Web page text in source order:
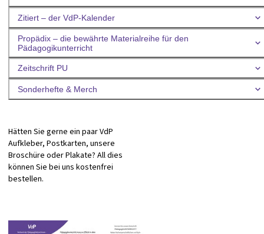
Zitiert – der VdP-Kalender
Propädix – die bewährte Materialreihe für den
Pädagogikunterricht
Zeitschrift PU
Sonderhefte & Merch
Hätten Sie gerne ein paar VdP
Aufkleber, Postkarten, unsere
Broschüre oder Plakate? All dies
können Sie bei uns kostenfrei
bestellen.